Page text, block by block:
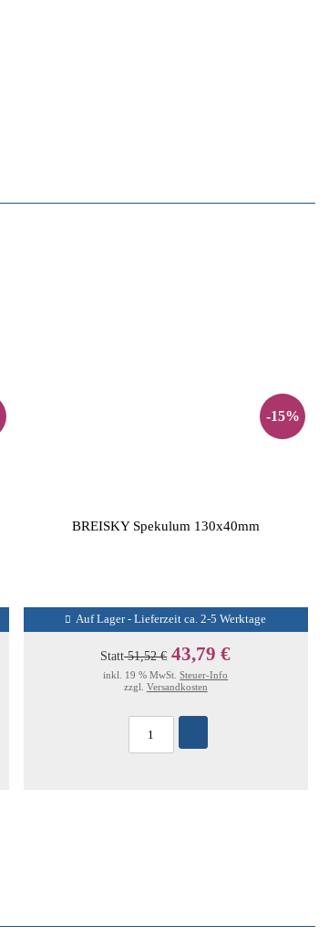
-15%
BREISKY Spekulum 130x40mm
Auf Lager - Lieferzeit ca. 2-5 Werktage
Statt51,52 € 43,79 €
inkl. 19 % MwSt.Steuer-Info
zzgl. Versandkosten